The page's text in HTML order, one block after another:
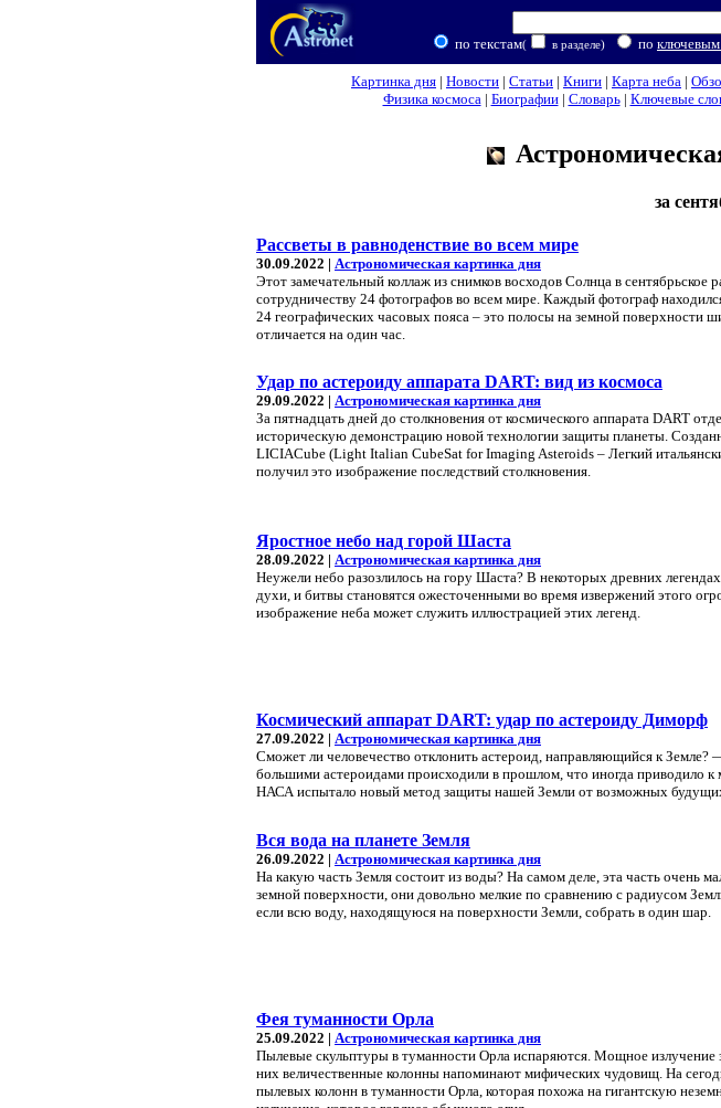
по текстам( в разделе) по ключевым
Картинка дня | Новости | Статьи | Книги | Карта неба |
Физика космоса| Биографии| Словарь| Ключевые
за
Рассветы в равноденствие во всем мире
30.09.2022 | Астрономическая картинка дня
Этот замечательный коллаж из снимков восходов Солнца в сентябрьское
сотрудничеству 24 фотографов во всем мире. Каждый фотограф
24 географических часовых пояса – это полосы на земной поверхности
отличается на один час.
Удар по астероиду аппарата DART: вид из космоса
29.09.2022 | Астрономическая картинка дня
За пятнадцать дней до столкновения от космического аппарата DART
историческую демонстрацию новой технологии защиты планеты.
LICIACube (Light Italian CubeSat for Imaging Asteroids – Легкий
получил это изображение последствий столкновения.
Яростное небо над горой Шаста
28.09.2022 | Астрономическая картинка дня
Неужели небо разозлилось на гору Шаста? В некоторых древних
духи, и битвы становятся ожесточенными во время извержений этого
изображение неба может служить иллюстрацией этих легенд.
Космический аппарат DART: удар по астероиду Диморф
27.09.2022 | Астрономическая картинка дня
Сможет ли человечество отклонить астероид, направляющийся к
большими астероидами происходили в прошлом, что иногда приводило
НАСА испытало новый метод защиты нашей Земли от возможных
Вся вода на планете Земля
26.09.2022 | Астрономическая картинка дня
На какую часть Земля состоит из воды? На самом деле, эта часть очень
земной поверхности, они довольно мелкие по сравнению с радиусом
если всю воду, находящуюся на поверхности Земли, собрать в один шар.
Фея туманности Орла
25.09.2022 | Астрономическая картинка дня
Пылевые скульптуры в туманности Орла испаряются. Мощное излучение
них величественные колонны напоминают мифических чудовищ. На
пылевых колонн в туманности Орла, которая похожа на гигантскую